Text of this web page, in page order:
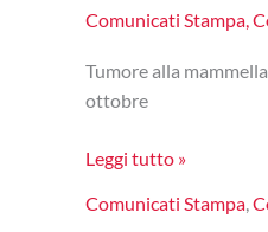
Comunicati Stampa
Tumore alla
ottobre
Prevenzione
tumore
Leggi tutto »
Comunicati Stampa